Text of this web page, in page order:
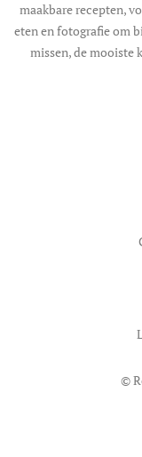
maakbare recepten,
eten en fotografie om
missen, de mooiste
©